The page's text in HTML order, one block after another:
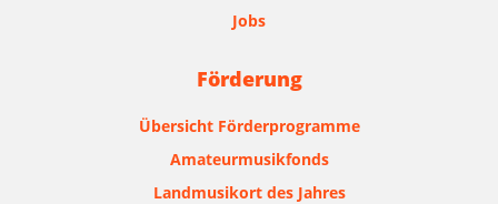
Jobs
Förderung
Übersicht Förderprogramme
Amateurmusikfonds
Landmusikort des Jahres